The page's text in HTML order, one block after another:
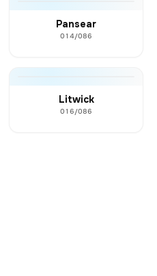
Pansear
014/086
Litwick
016/086